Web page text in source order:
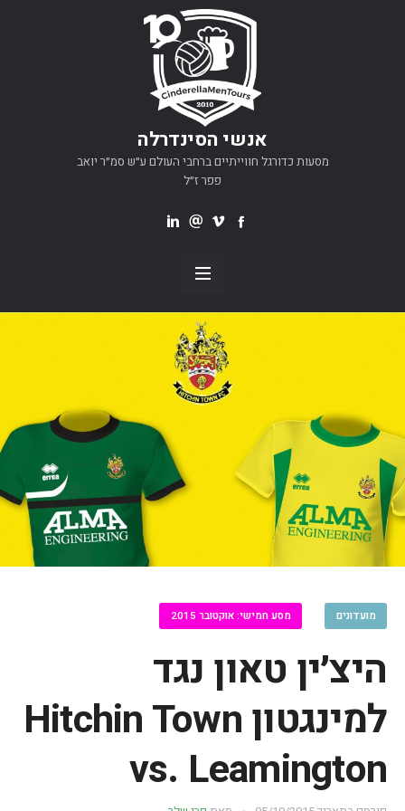
אנשי הסינדרלה
מסעות כדורגל חווייתיים ברחבי העולם ע״ש סמ״ר יואב
פפר ז״ל
מועדונים מסע חמישי: אוקטובר 2015
היצ׳ין טאון נגד
למינגטון Hitchin Town
vs. Leamington